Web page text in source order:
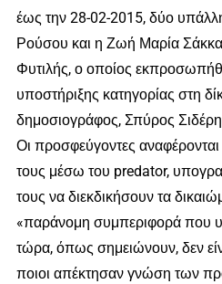
έως την 28-02-2015, δύο
Ρούσου και η Ζωή Μαρία
Φυτιλής, ο οποίος
υποστήριξης κατηγορίας στη
δημοσιογράφος, Σπύρος
Οι προσφεύγοντες
τους μέσω του predator,
τους να διεκδικήσουν τα
«παράνομη συμπεριφορά που
τώρα, όπως σημειώνουν, δεν
ποιοι απέκτησαν γνώση των